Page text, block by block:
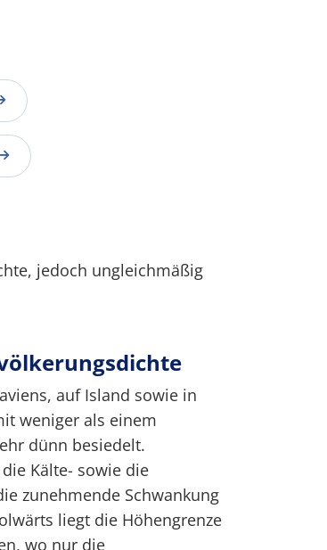
jedoch ungleichmäßig
auf Island sowie in
weniger als einem
dünn besiedelt.
Kälte- sowie die
zunehmende Schwankung
liegt die Höhengrenze
wo nur die